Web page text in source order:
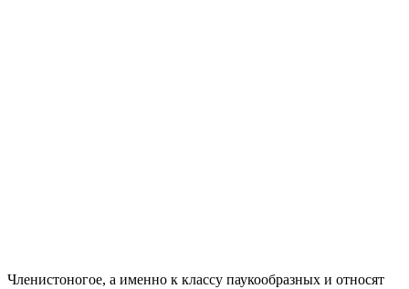
Членистоногое, а именно к классу паукообразных и относят